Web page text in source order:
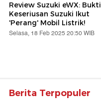
Review Suzuki eWX: Bukti
Keseriusan Suzuki Ikut
'Perang' Mobil Listrik!
Selasa, 18 Feb 2025 20:50 WIB
Berita Terpopuler